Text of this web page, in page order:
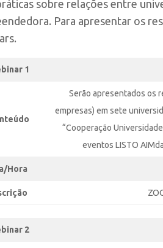
sobre relações entre
Para apresentar os
1
Serão apresentados os
empresas) em sete
“Cooperação
eventos LISTO
Hora
2